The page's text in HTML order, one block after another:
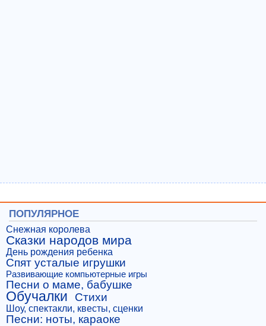
ПОПУЛЯРНОЕ
Снежная королева
Сказки народов мира
День рождения ребенка
Спят усталые игрушки
Развивающие компьютерные игры
Песни о маме, бабушке
Обучалки Стихи
Шоу, спектакли, квесты, сценки
Песни: ноты, караоке